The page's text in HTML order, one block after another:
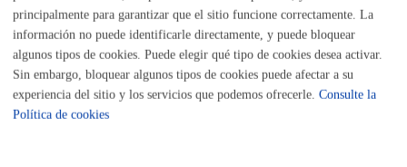
Donostia Kultura para eventos
Trámite no disponible o fuera de plazo. Si necesitas
información, solicítala en el
principalmente para garantizar que el sitio funcione correctamente. La
información no puede identificarle directamente, y puede bloquear
algunos tipos de cookies. Puede elegir qué tipo de cookies desea activar.
Sin embargo, bloquear algunos tipos de cookies puede afectar a su
experiencia del sitio y los servicios que podemos ofrecerle. Consulte la
Política de cookies